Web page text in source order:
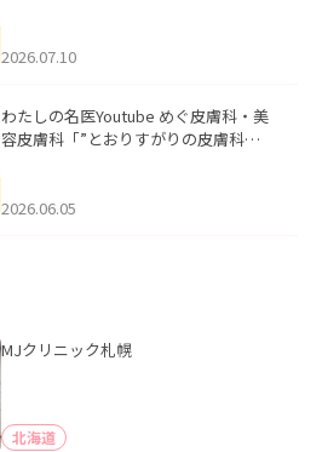
た。
2026.07.10
わたしの名医Youtube めぐ皮膚科・美
容皮膚科「”とおりすがりの皮膚科
2026.06.05
MJクリニック札幌
北海道